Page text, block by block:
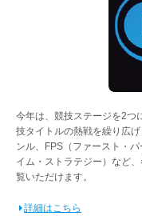
今年は、競技ステージを2つ
技タイトルの熱戦を繰り広
ンル、FPS（ファースト・
イム・ストラテジー）など
覧いただけます。
詳細はこちら